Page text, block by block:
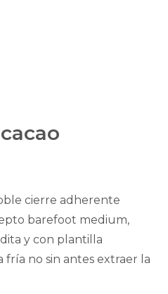
cierre adherente
barefoot medium,
y con plantilla
fría no sin antes extraer la